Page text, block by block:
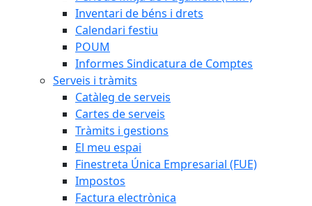
Inventari de béns i drets
Calendari festiu
POUM
Informes Sindicatura de Comptes
Serveis i tràmits
Catàleg de serveis
Cartes de serveis
Tràmits i gestions
El meu espai
Finestreta Única Empresarial (FUE)
Impostos
Factura electrònica